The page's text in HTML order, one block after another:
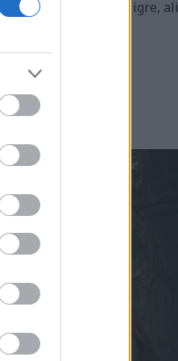
lagan način igre, ali
:-)